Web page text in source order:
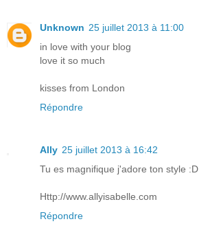
Unknown 25 juillet 2013 à 11:00
in love with your blog
love it so much
kisses from London
Répondre
Ally 25 juillet 2013 à 16:42
Tu es magnifique j'adore ton style :D
Http://www.allyisabelle.com
Répondre